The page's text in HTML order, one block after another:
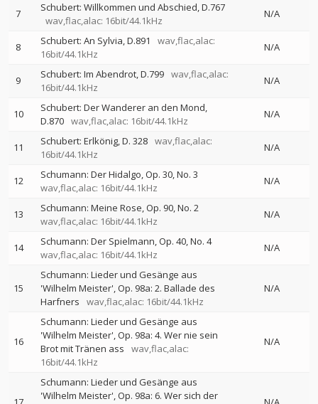
7
Schubert: Willkommen und Abschied, D.767
wav,flac,alac: 16bit/44.1kHz
N/A
8 Schubert: An Sylvia, D.891
wav,flac,alac:
16bit/44.1kHz
N/A
9 Schubert: Im Abendrot, D.799 wav,flac,alac:
16bit/44.1kHz
N/A
10
Schubert: Der Wanderer an den Mond,
D.870 wav,flac,alac: 16bit/44.1kHz
N/A
11 Schubert: Erlkönig, D. 328 wav,flac,alac:
16bit/44.1kHz
N/A
12
Schumann: Der Hidalgo, Op. 30, No. 3
wav,flac,alac: 16bit/44.1kHz
N/A
13
Schumann: Meine Rose, Op. 90, No. 2
wav,flac,alac: 16bit/44.1kHz
N/A
14
Schumann: Der Spielmann, Op. 40, No. 4
wav,flac,alac: 16bit/44.1kHz
N/A
15
Schumann: Lieder und Gesänge aus
'Wilhelm Meister', Op. 98a: 2. Ballade des
Harfners
wav,flac,alac: 16bit/44.1kHz
N/A
16
Schumann: Lieder und Gesänge aus
'Wilhelm Meister', Op. 98a: 4. Wer nie sein
Brot mit Tränen ass
wav,flac,alac:
16bit/44.1kHz
N/A
Schumann: Lieder und Gesänge aus
'Wilhelm Meister', Op. 98a: 6. Wer sich der